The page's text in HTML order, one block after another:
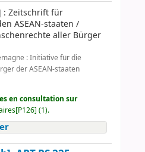
: Zeitschrift für
ASEAN-staaten /
aller Bürger
: Initiative für die
der ASEAN-staaten
en consultation sur
(1).